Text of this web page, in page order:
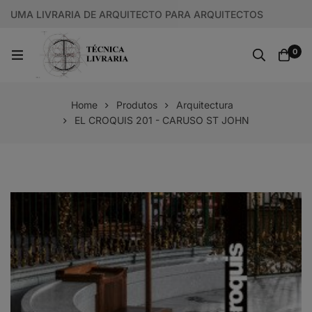
UMA LIVRARIA DE ARQUITECTO PARA ARQUITECTOS
0
Home Produtos
Arquitectura
EL CROQUIS 201 - CARUSO ST JOHN